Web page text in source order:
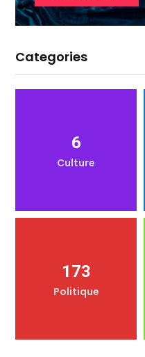
Categories
6
Culture
173
Politique